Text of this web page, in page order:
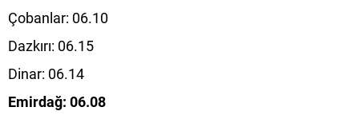
Çobanlar: 06.10
Dazkırı: 06.15
Dinar: 06.14
Emirdağ: 06.08